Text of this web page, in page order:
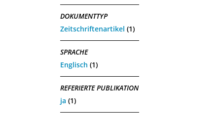
DOKUMENTTYP
Zeitschriftenartikel (1)
SPRACHE
Englisch (1)
REFERIERTE PUBLIKATION
ja (1)